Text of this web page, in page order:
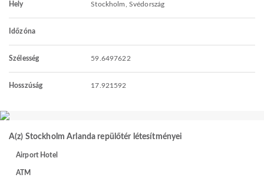
Hely Stockholm, Svédország
Időzóna
Szélesség 59.6497622
Hosszúság 17.921592
A(z) Stockholm Arlanda repülőtér létesítményei
Airport Hotel
ATM